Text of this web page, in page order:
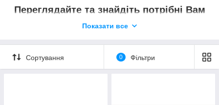
Переглядайте та знайдіть потрібні Вам
зателефонуйте та уточніть.
Показати все
Сортування 0 Фільтри